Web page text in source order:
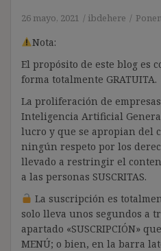
26 mayo, 2021 ibdehere
Nota:
El propósito de este blog es
forma totalmente GRATUITA.
La proliferación de
Inteligencia Artificial
lucro y que se apropian del
ningún respeto por los
llevado a restringir el
a las personas SUSCRITAS.
La suscripción es
solo lleva unos segundos a
apartado «SUSCRIPCIÓN»
MENÚ; o bien, en la barra